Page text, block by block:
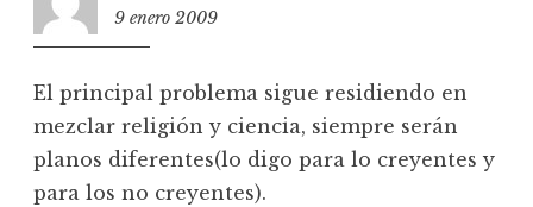
9 enero 2009
El principal problema sigue residiendo en
mezclar religión y ciencia, siempre serán
planos diferentes(lo digo para lo creyentes y
para los no creyentes).